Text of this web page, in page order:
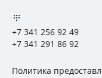
+7 341 256 92 49
+7 341 291 86 92
Политика